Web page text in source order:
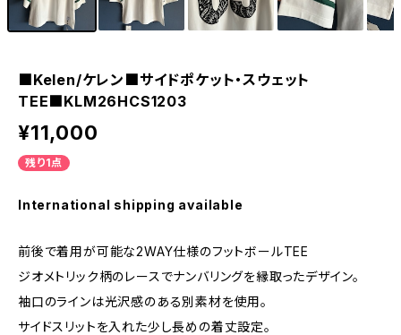
■Kelen/ケレン■サイドポケット・スウェット
TEE■KLM26HCS1203
¥11,000
残り1点
International shipping available
前後で着用が可能な2WAY仕様のフットボールTEE
ジオメトリック柄のレースでナンバリングを縁取ったデザイン。
袖口のラインは光沢感のある別素材を使用。
サイドスリットを入れた少し長めの着丈設定。